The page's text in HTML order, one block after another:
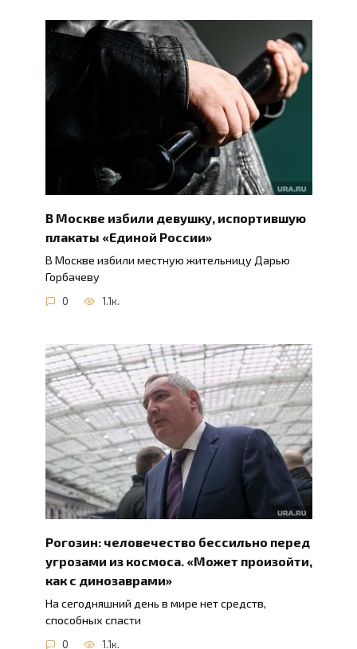
В Москве избили девушку, испортившую
плакаты «Единой России»
В Москве избили местную жительницу Дарью
Горбачеву
0 1.1к.
Рогозин: человечество бессильно перед
угрозами из космоса. «Может произойти,
как с динозаврами»
На сегодняшний день в мире нет средств,
способных спасти
0 1.1к.